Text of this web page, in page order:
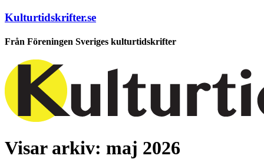
Kulturtidskrifter.se
Från Föreningen Sveriges kulturtidskrifter
Visar arkiv: maj 2026